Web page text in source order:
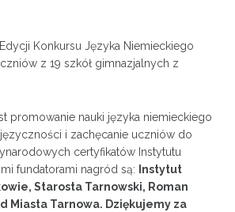
Konkursu Języka Niemieckiego
z 19 szkół gimnazjalnych z
promowanie nauki języka niemieckiego
i zachęcanie uczniów do
certyfikatów Instytutu
fundatorami nagród są:
Instytut
Starosta Tarnowski, Roman
Miasta Tarnowa. Dziękujemy za